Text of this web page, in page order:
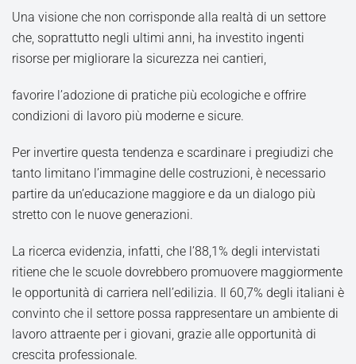
Una visione che non corrisponde alla realtà di un settore
che, soprattutto negli ultimi anni, ha investito ingenti
risorse per migliorare la sicurezza nei cantieri,
favorire l’adozione di pratiche più ecologiche e offrire
condizioni di lavoro più moderne e sicure.
Per invertire questa tendenza e scardinare i pregiudizi che
tanto limitano l’immagine delle costruzioni, è necessario
partire da un’educazione maggiore e da un dialogo più
stretto con le nuove generazioni.
La ricerca evidenzia, infatti, che l’88,1% degli intervistati
ritiene che le scuole dovrebbero promuovere maggiormente
le opportunità di carriera nell’edilizia. Il 60,7% degli italiani è
convinto che il settore possa rappresentare un ambiente di
lavoro attraente per i giovani, grazie alle opportunità di
crescita professionale.